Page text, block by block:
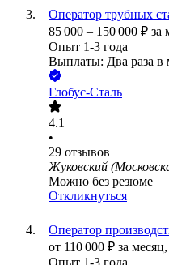
Оператор трубных
85 000 – 150 000 ₽ за
Опыт 1-3 года
Выплаты: Два раза в
Глобус-Сталь
4.1
•
29 отзывов
Жуковский
Можно без резюме
Откликнуться
Оператор
от 110 000 ₽ за месяц,